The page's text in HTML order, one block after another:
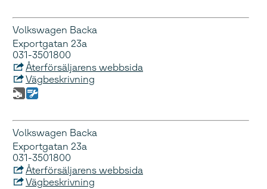
Volkswagen Backa
Exportgatan 23a
031-3501800
Återförsäljarens webbsida
Vägbeskrivning
Volkswagen Backa
Exportgatan 23a
031-3501800
Återförsäljarens webbsida
Vägbeskrivning